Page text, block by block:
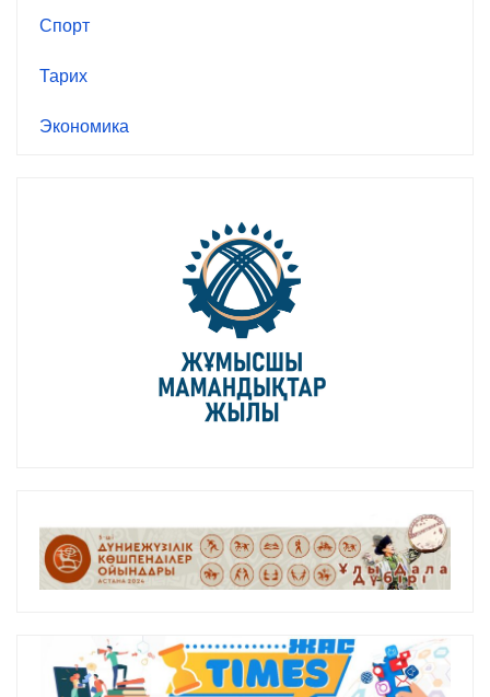
Спорт
Тарих
Экономика